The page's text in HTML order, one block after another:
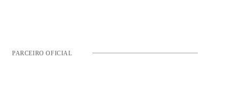
PARCEIRO OFICIAL